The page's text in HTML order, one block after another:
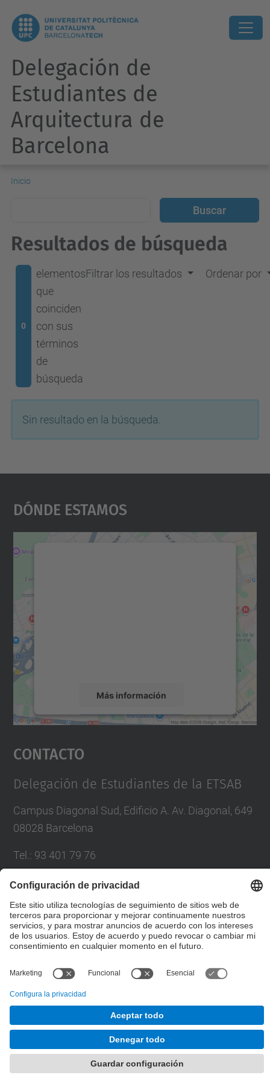
Delegación de
Estudiantes de
Arquitectura de
Barcelona
Inicio
Resultados de búsqueda
0
elementos
que
coinciden
con sus
términos
de
búsqueda
Filtrar los resultados Ordenar por
Sin resultado en la búsqueda.
Dónde Estamos
Más información
Aceptar
powered by
Contacto
Delegación de Estudiantes de la ETSAB
Campus Diagonal Sud, Edificio A. Av. Diagonal, 649
08028 Barcelona
Tel. : 93 401 79 76
Fax:93 401 63 39
Correo :dedab.etsab@upc.edu
Formulario de contacto
© UPC
Desarrollado con
Mapa del Sitio
Accesibilidad